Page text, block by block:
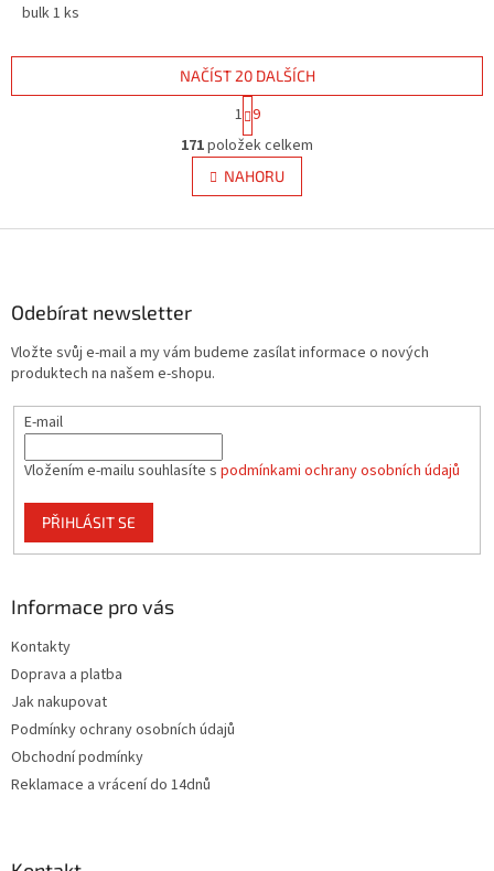
bulk 1 ks
O
v
l
á
v
k
v
i
NAČÍST 20 DALŠÍCH
S
t
r
á
n
k
v
1 9
171položek celkem
NAHORU
Odebírat newsletter
Vložte svůj e-mail a my vám budeme zasílat informace o nových
produktech na našem e-shopu.
E-mail
Vložením e-mailu souhlasíte s podmínkami ochrany osobních údajů
PŘIHLÁSIT SE
Informace pro vás
Kontakty
Doprava a platba
Jak nakupovat
Podmínky ochrany osobních údajů
Obchodní podmínky
Reklamace a vrácení do 14dnů